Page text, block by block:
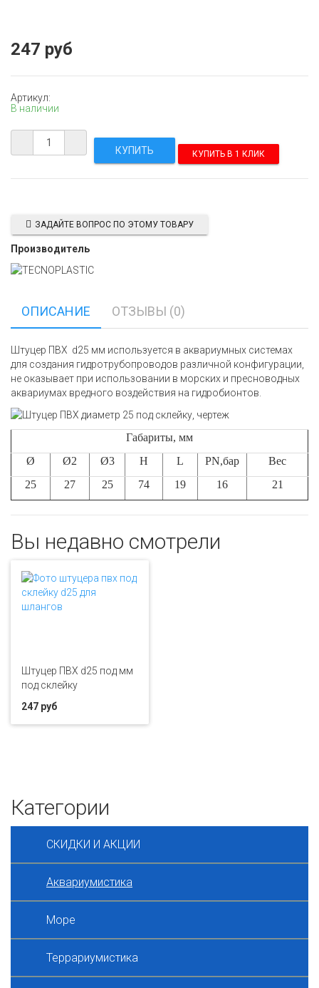
247 руб
Артикул:
В наличии
КУПИТЬ В 1 КЛИК
ЗАДАЙТЕ ВОПРОС ПО ЭТОМУ ТОВАРУ
Производитель
ОПИСАНИЕ ОТЗЫВЫ (0)
Штуцер ПВХ d25 мм используется в аквариумных системах
для создания гидротрубопроводов различной конфигурации,
не оказывает при использовании в морских и пресноводных
аквариумах вредного воздействия на гидробионтов.
Габариты, мм
Ø
Ø2 Ø3 H L PN,бар
Вес
25
27 25 74 19 16 21
Вы недавно смотрели
Штуцер ПВХ d25 под мм
под склейку
247 руб
Категории
СКИДКИ И АКЦИИ
Аквариумистика
Море
Террариумистика